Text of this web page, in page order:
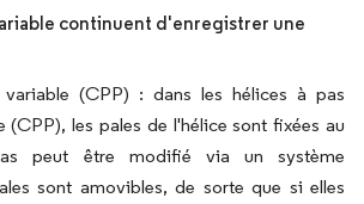
continuent d'enregistrer une
(CPP) : dans les hélices à pas
(CPP), les pales de l'hélice sont fixées au
peut être modifié via un système
sont amovibles, de sorte que si elles